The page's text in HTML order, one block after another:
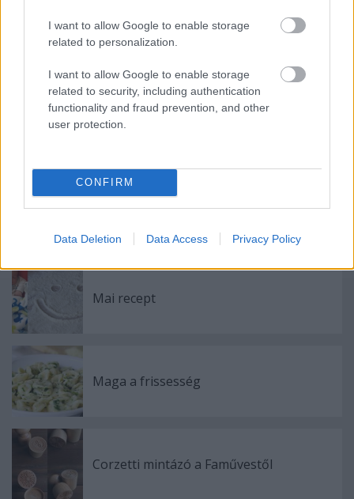
I want to allow Google to enable storage
related to personalization.
I want to allow Google to enable storage
related to security, including authentication
functionality and fraud prevention, and other
user protection.
CONFIRM
Data Deletion Data Access Privacy Policy
Címkék:ehető ajándék
Tésztaformák - garganelli, sorpresini,
Mai recept
Maga a frissesség
Corzetti mintázó a Faművestől